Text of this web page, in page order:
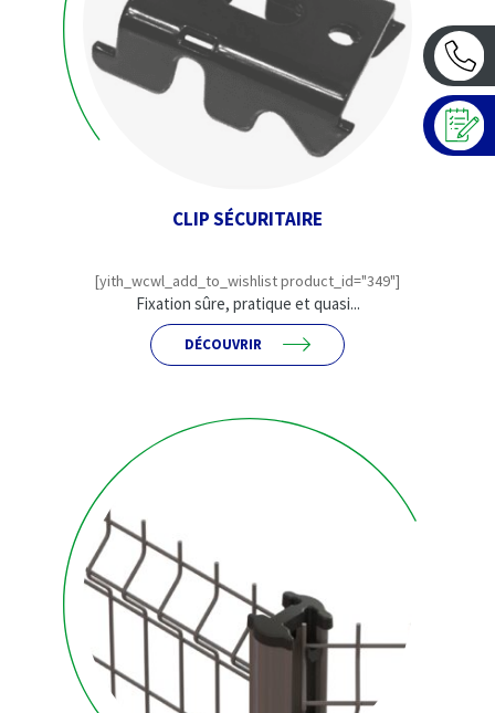
CLIP SÉCURITAIRE
[yith_wcwl_add_to_wishlist product_id="349"]
Fixation sûre, pratique et quasi...
DÉCOUVRIR